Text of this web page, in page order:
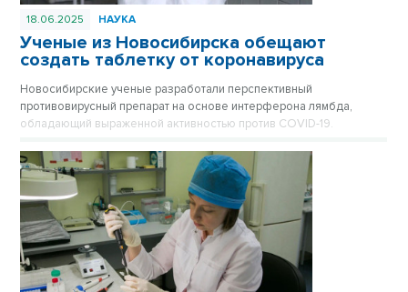
18.06.2025 НАУКА
Ученые из Новосибирска обещают
создать таблетку от коронавируса
Новосибирские ученые разработали перспективный
противовирусный препарат на основе интерферона лямбда,
обладающий выраженной активностью против COVID-19.